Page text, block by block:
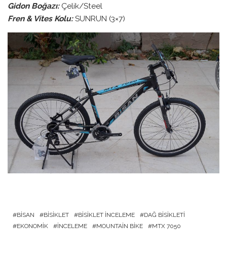
Gidon Boğazı: Çelik/Steel
Fren & Vites Kolu:SUNRUN (3×7)
BISAN BISIKLET BISIKLET INCELEME
DAĞ BISIKLETI
EKONOMIK
İNCELEME MOUNTAIN BIKE MTX 7050